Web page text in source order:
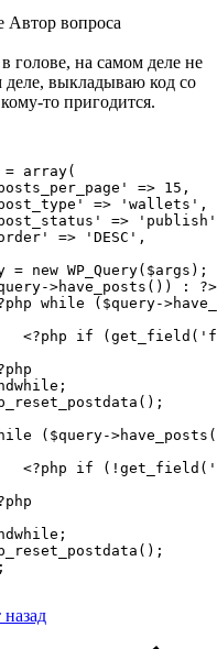
Автор вопроса
голове, на самом деле не
выкладываю код со
то пригодится.
array(
=> 15,
=> 'wallets',
=>
=> 'DESC',
= new WP_Query($args);
>have_posts()) : ?>
while ($query-
<?php if
($query-
<?php if
назад